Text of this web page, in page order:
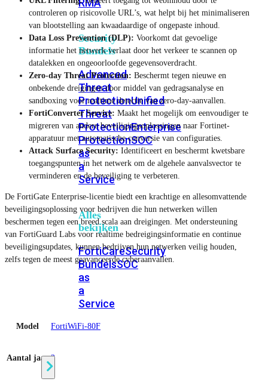
RMA
Security
Bundels
Advanced
Threat
ProtectionUnified
Threat
ProtectionEnterprise
ProtectionSOC
as
a
Service
Alles
bekijken
FortiCareSecurity
BundelsSOC
as
a
Service
controleren op risicovolle URL’s, wat helpt bij het minimaliseren
van blootstelling aan kwaadaardige of ongepaste inhoud.
Data Loss Prevention (DLP): Voorkomt dat gevoelige
informatie het netwerk verlaat door het verkeer te scannen op
datalekken en ongeoorloofde gegevensoverdracht.
Zero-day Threat Protection: Beschermt tegen nieuwe en
onbekende dreigingen door middel van gedragsanalyse en
sandboxing voor realtime detectie van zero-day-aanvallen.
FortiConverter Service: Maakt het mogelijk om eenvoudiger te
migreren van andere beveiligingsoplossingen naar Fortinet-
apparatuur met automatische conversie van configuraties.
Attack Surface Security: Identificeert en beschermt kwetsbare
toegangspunten in het netwerk om de algehele aanvalsvector te
verminderen en de beveiliging te verbeteren.
De FortiGate Enterprise-licentie biedt een krachtige en allesomvattende
beveiligingsoplossing voor bedrijven die hun netwerken willen
beschermen tegen een breed scala aan dreigingen. Met ondersteuning
van FortiGuard Labs voor realtime bedreigingsinformatie en continue
beveiligingsupdates, kunnen bedrijven hun netwerken veilig houden,
zelfs tegen de meest geavanceerde cyberaanvallen.
Model FortiWiFi-80F
Aantal jaar 3